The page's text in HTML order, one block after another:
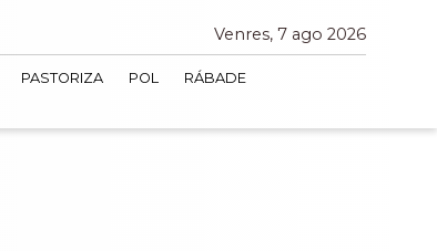
Venres, 7 ago 2026
PASTORIZA POL
RÁBADE